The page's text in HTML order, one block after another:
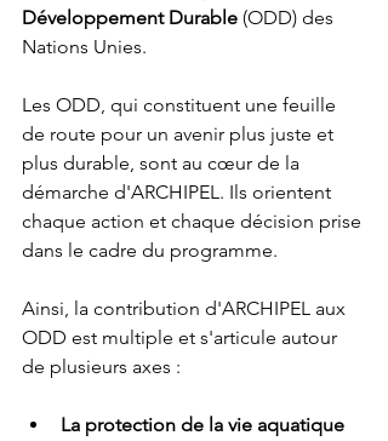
Développement Durable (ODD) des
Nations Unies.
Les ODD, qui constituent une feuille
de route pour un avenir plus juste et
plus durable, sont au cœur de la
démarche d'ARCHIPEL. Ils orientent
chaque action et chaque décision prise
dans le cadre du programme.
Ainsi, la contribution d'ARCHIPEL aux
ODD est multiple et s'articule autour
de plusieurs axes :
La protection de la vie aquatique